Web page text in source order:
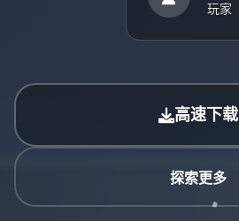
玩家
高速下载
探索更多